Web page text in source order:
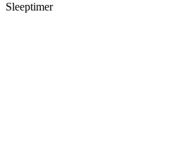
Sleeptimer